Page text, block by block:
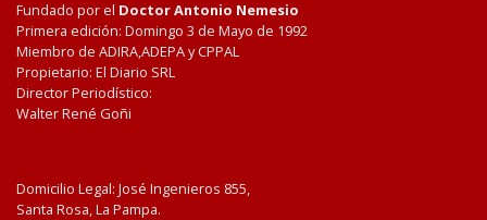
Fundado por el Doctor Antonio Nemesio
Primera edición: Domingo 3 de Mayo de 1992
Miembro de ADIRA,ADEPA y CPPAL
Propietario: El Diario SRL
Director Periodístico:
Walter René Goñi
Domicilio Legal: José Ingenieros 855,
Santa Rosa, La Pampa.